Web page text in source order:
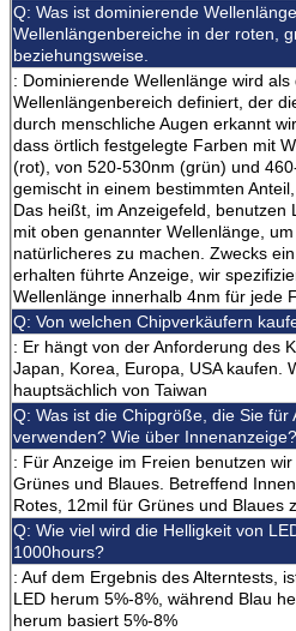
Q: Was ist dominierende
Wellenlängenbereiche in der roten,
beziehungsweise.
: Dominierende Wellenlänge wird als
Wellenlängenbereich definiert, der
durch menschliche Augen erkannt
dass örtlich festgelegte Farben mit
(rot), von 520-530nm (grün) und
gemischt in einem bestimmten
Das heißt, im Anzeigefeld, benutzen
mit oben genannter Wellenlänge,
natürlicheres zu machen. Zwecks
erhalten führte Anzeige, wir
Wellenlänge innerhalb 4nm für jede
Q: Von welchen Chipverkäufern
: Er hängt von der Anforderung des
Japan, Korea, Europa, USA kaufen.
hauptsächlich von Taiwan
Q: Was ist die Chipgröße, die Sie für
verwenden? Wie über Innenanzeige?
: Für Anzeige im Freien benutzen
Grünes und Blaues. Betreffend
Rotes, 12mil für Grünes und Blaues
Q: Wie viel wird die Helligkeit von
1000hours?
: Auf dem Ergebnis des Alterntests,
LED herum 5%-8%, während Blau
herum basiert 5%-8%